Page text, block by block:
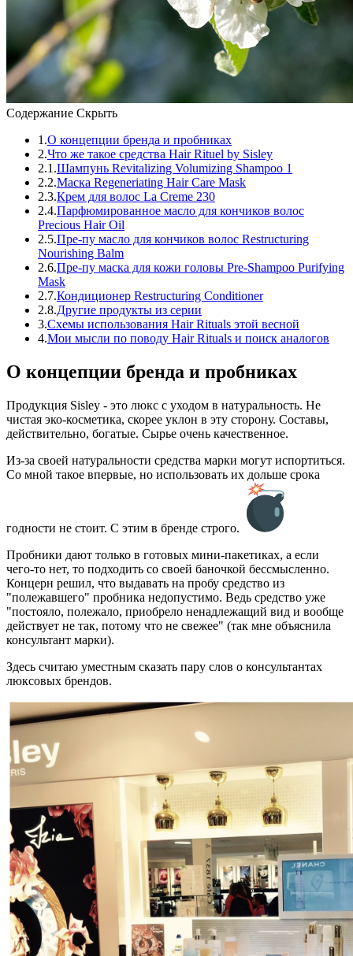
Содержание Скрыть
1.О концепции бренда и пробниках
2.Что же такое средства Hair Rituel by Sisley
2.1.Шампунь Revitalizing Volumizing Shampoo 1
2.2.Маска Regeneriating Hair Care Mask
2.3.Крем для волос La Creme 230
2.4.Парфюмированное масло для кончиков волос
Precious Hair Oil
2.5.Пре-пу масло для кончиков волос Restructuring
Nourishing Balm
2.6.Пре-пу маска для кожи головы Pre-Shampoo Purifying
Mask
2.7.Кондиционер Restructuring Conditioner
2.8.Другие продукты из серии
3.Схемы использования Hair Rituals этой весной
4.Мои мысли по поводу Hair Rituals и поиск аналогов
О концепции бренда и пробниках
Продукция Sisley - это люкс с уходом в натуральность. Не
чистая эко-косметика, скорее уклон в эту сторону. Составы,
действительно, богатые. Сырье очень качественное.
Из-за своей натуральности средства марки могут испортиться.
Со мной такое впервые, но использовать их дольше срока
годности не стоит. С этим в бренде строго.
Пробники дают только в готовых мини-пакетиках, а если
чего-то нет, то подходить со своей баночкой бессмысленно.
Концерн решил, что выдавать на пробу средство из
"полежавшего" пробника недопустимо. Ведь средство уже
"постояло, полежало, приобрело ненадлежащий вид и вообще
действует не так, потому что не свежее" (так мне объяснила
консультант марки).
Здесь считаю уместным сказать пару слов о консультантах
люксовых брендов.